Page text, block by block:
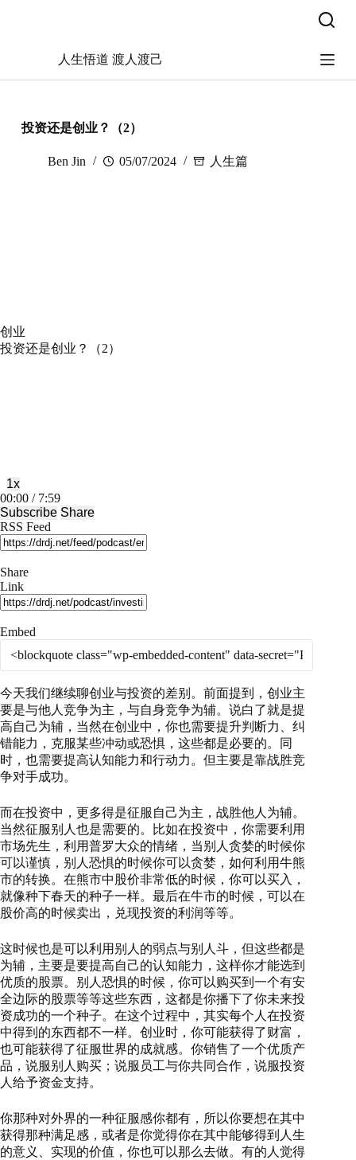
人生悟道 渡人渡己
投资还是创业？（2）
Ben Jin 05/07/2024 人生篇
创业
投资还是创业？（2）
Mute/Unmute
Episode
Rewind
10
Seconds
1x
Fast
Forward
30
seconds
00:00 / 7:59
Subscribe Share
RSS Feed
Share
Link
Embed
今天我们继续聊创业与投资的差别。前面提到，创业主
要是与他人竞争为主，与自身竞争为辅。说白了就是提
高自己为辅，当然在创业中，你也需要提升判断力、纠
错能力，克服某些冲动或恐惧，这些都是必要的。同
时，也需要提高认知能力和行动力。但主要是靠战胜竞
争对手成功。
而在投资中，更多得是征服自己为主，战胜他人为辅。
当然征服别人也是需要的。比如在投资中，你需要利用
市场先生，利用普罗大众的情绪，当别人贪婪的时候你
可以谨慎，别人恐惧的时候你可以贪婪，如何利用牛熊
市的转换。在熊市中股价非常低的时候，你可以买入，
就像种下春天的种子一样。最后在牛市的时候，可以在
股价高的时候卖出，兑现投资的利润等等。
这时候也是可以利用别人的弱点与别人斗，但这些都是
为辅，主要是要提高自己的认知能力，这样你才能选到
优质的股票。别人恐惧的时候，你可以购买到一个有安
全边际的股票等等这些东西，这都是你播下了你未来投
资成功的一个种子。在这个过程中，其实每个人在投资
中得到的东西都不一样。创业时，你可能获得了财富，
也可能获得了征服世界的成就感。你销售了一个优质产
品，说服别人购买；说服员工与你共同合作，说服投资
人给予资金支持。
你那种对外界的一种征服感你都有，所以你要想在其中
获得那种满足感，或者是你觉得你在其中能够得到人生
的意义、实现的价值，你也可以那么去做。有的人觉得